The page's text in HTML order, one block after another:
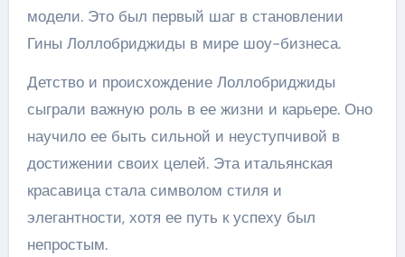
модели. Это был первый шаг в становлении
Гины Лоллобриджиды в мире шоу-бизнеса.
Детство и происхождение Лоллобриджиды
сыграли важную роль в ее жизни и карьере. Оно
научило ее быть сильной и неуступчивой в
достижении своих целей. Эта итальянская
красавица стала символом стиля и
элегантности, хотя ее путь к успеху был
непростым.